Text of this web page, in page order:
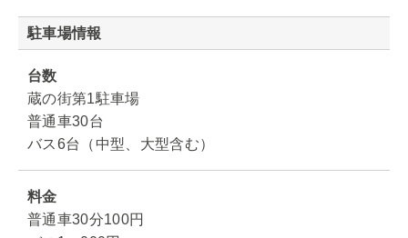
駐車場情報
台数
蔵の街第1駐車場
普通車30台
バス6台（中型、大型含む）
料金
普通車30分100円